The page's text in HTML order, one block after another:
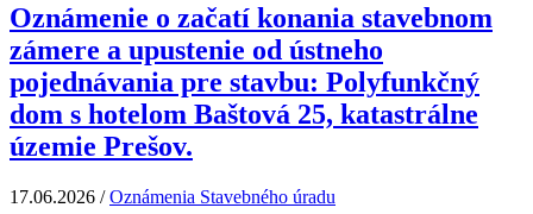
Oznámenie o začatí konania stavebnom
zámere a upustenie od ústneho
pojednávania pre stavbu: Polyfunkčný
dom s hotelom Baštová 25, katastrálne
územie Prešov.
17.06.2026 /Oznámenia Stavebného úradu